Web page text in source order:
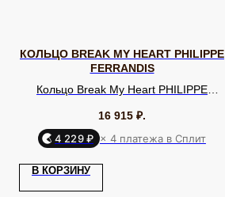
КОЛЬЦО BREAK MY HEART PHILIPPE
FERRANDIS
Кольцо Break My Heart PHILIPPE
16 915 ₽.
4 229 ₽ × 4 платежа в Сплит
В КОРЗИНУ
Oliver Weber
ДЛЯ КЛИЕНТА